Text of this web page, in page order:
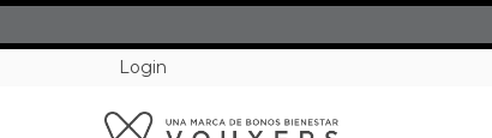
Login